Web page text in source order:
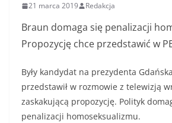
21 marca 2019 Redakcja
Braun domaga się penalizacji
Propozycję chce przedstawić w
Były kandydat na prezydenta
przedstawił w rozmowie z telewizją
zaskakującą propozycję. Polityk
penalizacji homoseksualizmu.